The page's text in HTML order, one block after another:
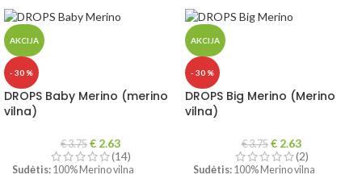
AKCIJA
- 30 %
DROPS Baby Merino (merino
vilna)
€3.75 € 2.63
(14)
Sudėtis: 100% Merino vilna
AKCIJA
- 30 %
DROPS Big Merino (Merino
vilna)
€3.75 € 2.63
(2)
Sudėtis: 100% Merino vilna